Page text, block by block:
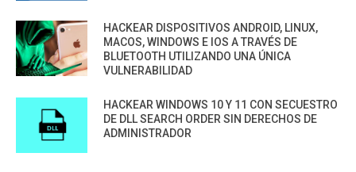
HACKEAR DISPOSITIVOS ANDROID, LINUX,
MACOS, WINDOWS E IOS A TRAVÉS DE
BLUETOOTH UTILIZANDO UNA ÚNICA
VULNERABILIDAD
HACKEAR WINDOWS 10 Y 11 CON SECUESTRO
DE DLL SEARCH ORDER SIN DERECHOS DE
ADMINISTRADOR